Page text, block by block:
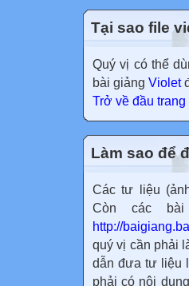
Tại sao file
Quý vị có thể
bài giảng Violet
Trở về đầu trang
Làm sao để
Các tư liệu
Còn các bài
http://
quý vị cần phải
dẫn đưa tư liệu
phải có nội